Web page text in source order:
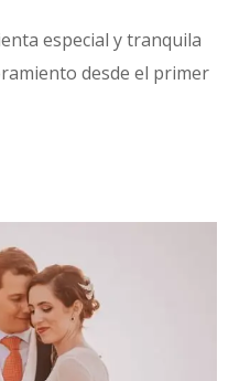
especial y tranquila
desde el primer